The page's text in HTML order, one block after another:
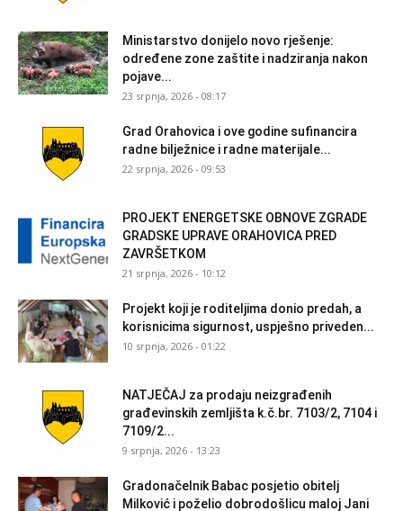
Ministarstvo donijelo novo rješenje:
određene zone zaštite i nadziranja nakon
pojave...
23 srpnja, 2026 - 08:17
Grad Orahovica i ove godine sufinancira
radne bilježnice i radne materijale...
22 srpnja, 2026 - 09:53
PROJEKT ENERGETSKE OBNOVE ZGRADE
GRADSKE UPRAVE ORAHOVICA PRED
ZAVRŠETKOM
21 srpnja, 2026 - 10:12
Projekt koji je roditeljima donio predah, a
korisnicima sigurnost, uspješno priveden...
10 srpnja, 2026 - 01:22
NATJEČAJ za prodaju neizgrađenih
građevinskih zemljišta k.č.br. 7103/2, 7104 i
7109/2...
9 srpnja, 2026 - 13:23
Gradonačelnik Babac posjetio obitelj
Milković i poželio dobrodošlicu maloj Jani